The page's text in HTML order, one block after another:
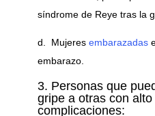
síndrome de Reye tras la
d. Mujeres embarazadas
embarazo.
3. Personas que
gripe a otras con
complicaciones: